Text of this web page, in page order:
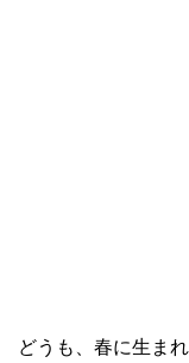
どうも、春に生ま